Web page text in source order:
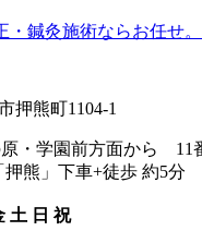
押熊町1104-1
・学園前方面から 11
熊」下車+徒歩 約5分
土 日 祝